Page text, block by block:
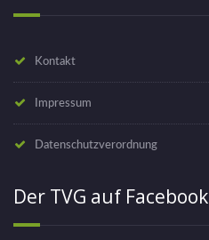
Kontakt
Impressum
Datenschutzverordnung
Der TVG auf Facebook